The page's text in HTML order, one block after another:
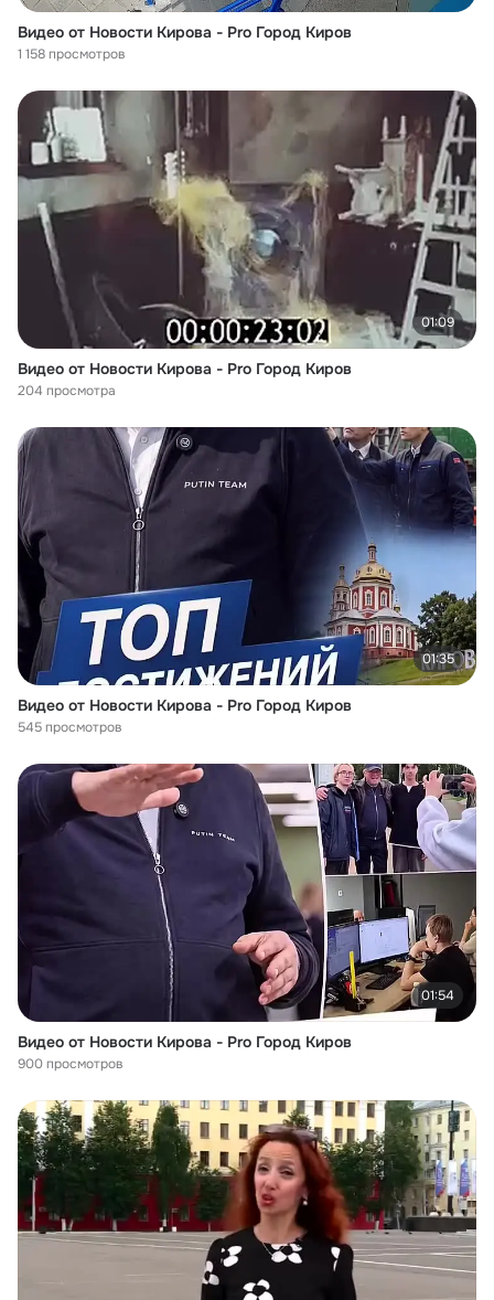
Видео от Новости Кирова - Pro Город Киров
1 158 просмотров
01:09
Видео от Новости Кирова - Pro Город Киров
204 просмотра
01:35
Видео от Новости Кирова - Pro Город Киров
545 просмотров
01:54
Видео от Новости Кирова - Pro Город Киров
900 просмотров